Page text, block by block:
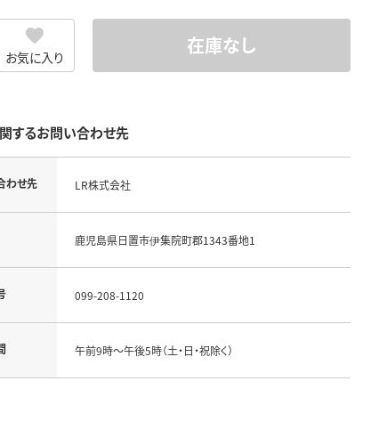
お気に入り 在庫なし
するお問い合わせ先
わせ先 LR株式会社
鹿児島県日置市伊集院町郡1343番地1
099-208-1120
午前9時～午後5時（土・日・祝除く）